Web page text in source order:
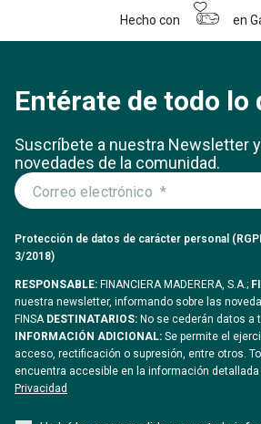
Hecho con en
Entérate de todo lo
Suscríbete a nuestra Newsletter
novedades de la comunidad.
Protección de datos de carácter personal
3/2018)
RESPONSABLE: FINANCIERA MADERERA, S.A.;
nuestra newsletter, informando sobre las
FINSADESTINATARIOS: No se cederán datos a
INFORMACIÓN ADICIONAL: Se permite el
acceso, rectificación o supresión, entre otros.
encuentra accesible en la información detallada
Privacidad